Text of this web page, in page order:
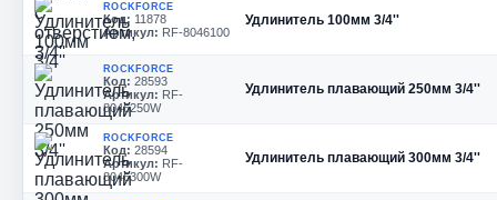
ROCKFORCE
Код: 11878
Артикул: RF-8046100
Удлинитель 100мм 3/4''
ROCKFORCE
Код: 28593
Артикул: RF-
8046250W
Удлинитель плавающий 250мм 3/4''
ROCKFORCE
Код: 28594
Артикул: RF-
8046300W
Удлинитель плавающий 300мм 3/4''